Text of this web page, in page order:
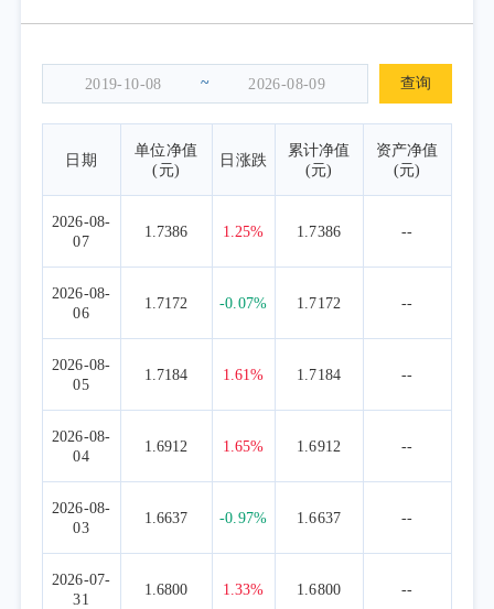
~ 查询
日期
单位净值
(元)
日涨跌
累计净值
(元)
资产净值
(元)
2026-08-
07
1.7386 1.25% 1.7386 --
2026-08-
06
1.7172 -0.07% 1.7172 --
2026-08-
05
1.7184 1.61% 1.7184 --
2026-08-
04
1.6912 1.65% 1.6912 --
2026-08-
03
1.6637 -0.97% 1.6637 --
2026-07-
31
1.6800 1.33% 1.6800 --